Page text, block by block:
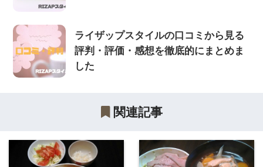
ライザップスタイルの口コミから見る
評判・評価・感想を徹底的にまとめま
した
関連記事